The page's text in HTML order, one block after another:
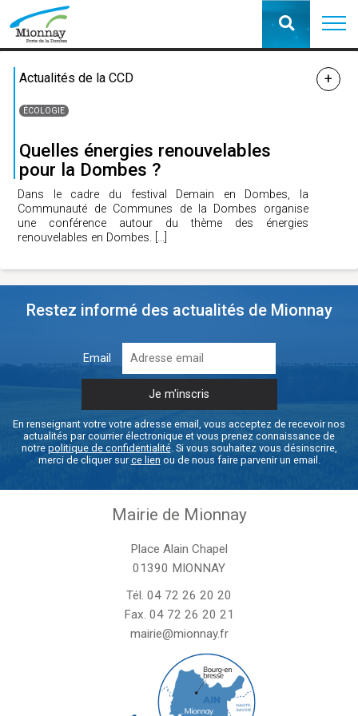
Actualités de la CCD
ÉCOLOGIE
Quelles énergies renouvelables
pour la Dombes ?
Dans le cadre du festival Demain en Dombes, la
Communauté de Communes de la Dombes organise
une conférence autour du thème des énergies
renouvelables en Dombes. […]
Restez informé des actualités de Mionnay
Email
En renseignant votre votre adresse email, vous acceptez de recevoir nos
actualités par courrier électronique et vous prenez connaissance de
notre politique de confidentialité. Si vous souhaitez vous désinscrire,
merci de cliquer surce lien ou de nous faire parvenir un email.
Mairie de Mionnay
Place Alain Chapel
01390 MIONNAY
Tél. 04 72 26 20 20
Fax. 04 72 26 20 21
mairie@mionnay.fr